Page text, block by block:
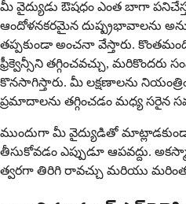
మీ వైద్యుడు ఔషధం ఎంత బాగా
ఆందోళనకరమైన దుష్ప్రభావాలను
తప్పకుండా అంచనా వేస్తారు.
ఫ్రీక్వెన్సీని తగ్గించవచ్చు,
కొనసాగిస్తారు. మీ లక్షణాలను
ప్రమాదాలను తగ్గించడం మధ్య సరైన
ముందుగా మీ వైద్యుడితో
తీసుకోవడం ఎప్పుడూ ఆపవద్దు.
త్వరగా తిరిగి రావచ్చు మరియు